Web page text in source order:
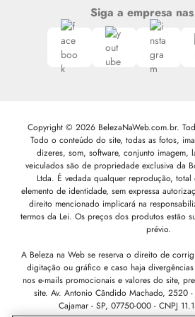
Siga a empresa
Copyright © 2026 BelezaNaWeb.com.br.
Todo o conteúdo do site, todas as fotos,
dizeres, som, software, conjunto imagem,
veiculados são de propriedade exclusiva da
Ltda. É vedada qualquer reprodução,
elemento de identidade, sem expressa
direito mencionado implicará na
termos da Lei. Os preços dos produtos estão
prévio.
A Beleza na Web se reserva o direito de
digitação ou gráfico e caso haja
nos e-mails promocionais e valores do site,
site. Av. Antonio Cândido Machado, 2520 -
Cajamar - SP, 07750-000 - CNPJ